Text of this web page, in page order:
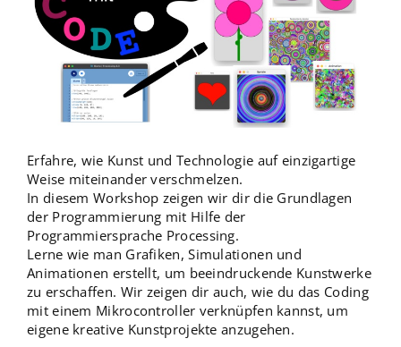
Erfahre, wie Kunst und Technologie auf einzigartige
Weise miteinander verschmelzen.
In diesem Workshop zeigen wir dir die Grundlagen
der Programmierung mit Hilfe der
Programmiersprache Processing.
Lerne wie man Grafiken, Simulationen und
Animationen erstellt, um beeindruckende Kunstwerke
zu erschaffen. Wir zeigen dir auch, wie du das Coding
mit einem Mikrocontroller verknüpfen kannst, um
eigene kreative Kunstprojekte anzugehen.